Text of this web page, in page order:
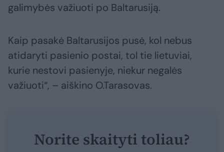
galimybės važiuoti po Baltarusiją.
Kaip pasakė Baltarusijos pusė, kol nebus
atidaryti pasienio postai, tol tie lietuviai,
kurie nestovi pasienyje, niekur negalės
važiuoti“, – aiškino O.Tarasovas.
Norite skaityti toliau?